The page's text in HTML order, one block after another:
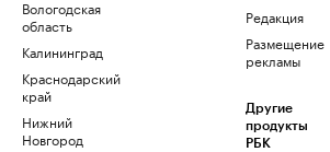
Вологодская
область
Калининград
Краснодарский
край
Нижний
Новгород
Редакция
Размещение
рекламы
Другие
продукты
РБК